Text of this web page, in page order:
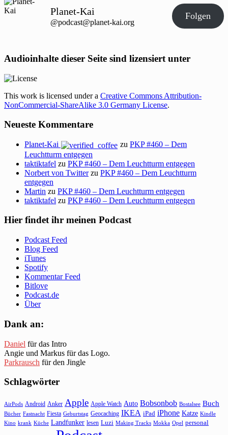
Planet-Kai
@podcast@planet-kai.org
Folgen
Audioinhalte dieser Seite sind lizensiert unter
This work is licensed under a Creative Commons Attribution-
NonCommercial-ShareAlike 3.0 Germany License.
Neueste Kommentare
Planet-Kai zuPKP #460 – Dem
Leuchtturm entgegen
taktiktafel zu PKP #460 – Dem Leuchtturm entgegen
Norbert von Twitterzu PKP #460 – Dem Leuchtturm
entgegen
Martin zu PKP #460 – Dem Leuchtturm entgegen
taktiktafel zu PKP #460 – Dem Leuchtturm entgegen
Hier findet ihr meinen Podcast
Podcast Feed
Blog Feed
iTunes
Spotify
Kommentar Feed
Bitlove
Podcast.de
Über
Dank an:
Daniel für das Intro
Angie und Markus für das Logo.
Parkrausch für den Jingle
Schlagwörter
AirPods Android Anker Apple Apple Watch Auto Bobsonbob Bostalsee Buch
Bücher Fastnacht Fiesta Geburtstag Geocaching IKEA iPad iPhone Katze Kindle
Kino krank Küche Landfunker lesen Luzi Making Tracks Mokka Opel personal